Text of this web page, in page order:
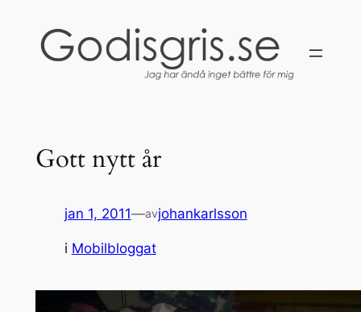
innehåll
Gott nytt år
jan 1, 2011—avjohankarlsson
i Mobilbloggat